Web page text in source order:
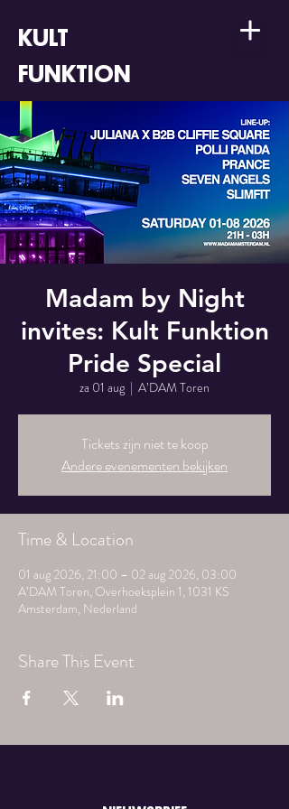
KULT
FUNKTION
Madam by Night
invites: Kult Funktion
Pride Special
za 01 aug
  |
A’DAM Toren
Tickets zijn niet te koop
Andere evenementen bekijken
Time & Location
01 aug 2026, 21:00 – 02 aug 2026, 03:00
A’DAM Toren, Overhoeksplein 1, 1031 KS
Amsterdam, Nederland
Share This Event